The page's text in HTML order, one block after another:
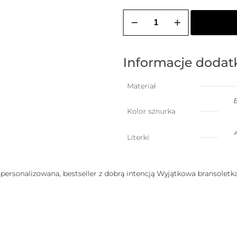
Bransoletka
(2-
10
Informacje
Materiał
Kolor sznurka
Literki
bestseller z dobrą intencją Wyjątkowa